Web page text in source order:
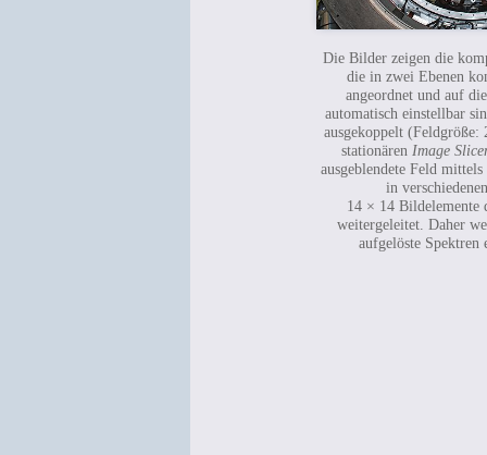
Die Bilder zeigen die
die in zwei Ebenen
angeordnet und auf
automatisch einstellbar
ausgekoppelt (Feldgröße:
stationären Image
ausgeblendete Feld
in
14 × 14 Bildelemente
weitergeleitet. Daher
aufgelöste Spektren